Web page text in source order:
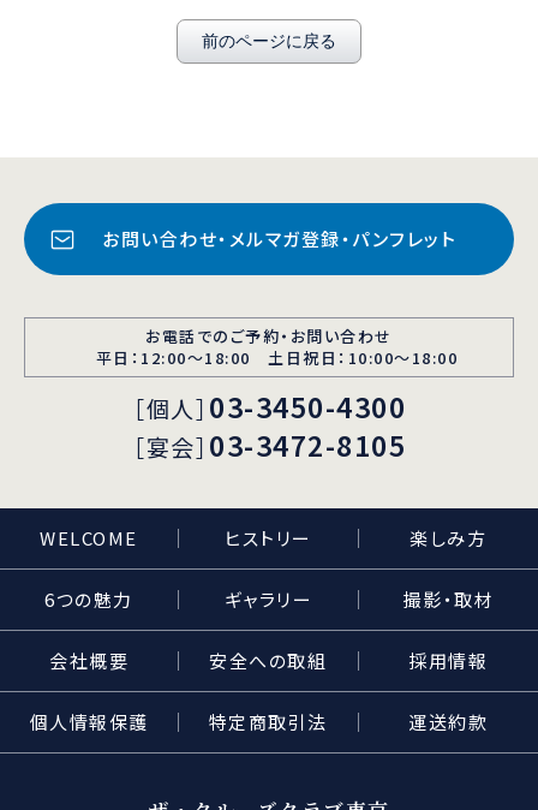
前のページに戻る
お問い合わせ・メルマガ登録・パンフレット
お電話でのご予約・お問い合わせ
平日：12:00〜18:00 土日祝日：10:00～18:00
［個人］ 03-3450-4300
［宴会］ 03-3472-8105
WELCOME ヒストリー 楽しみ方
6つの魅力 ギャラリー 撮影・取材
会社概要 安全への取組 採用情報
個人情報保護 特定商取引法 運送約款